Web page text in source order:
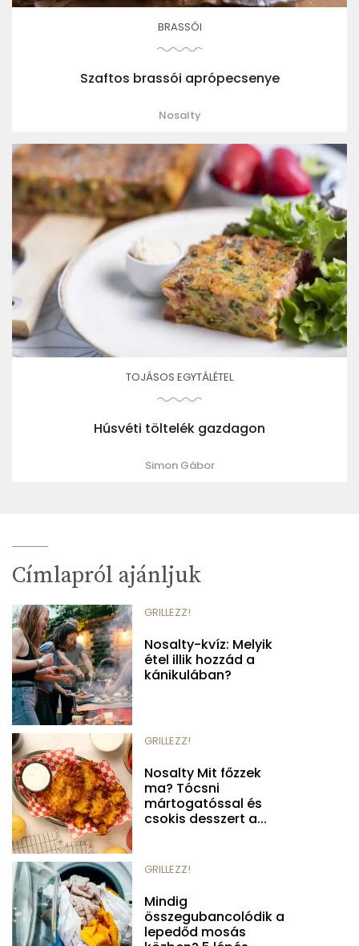
BRASSÓI
Szaftos brassói aprópecsenye
Nosalty
TOJÁSOS EGYTÁLÉTEL
Húsvéti töltelék gazdagon
Simon Gábor
Címlapról ajánljuk
GRILLEZZ!
Nosalty-kvíz: Melyik
étel illik hozzád a
kánikulában?
GRILLEZZ!
Nosalty Mit főzzek
ma? Tócsni
mártogatóssal és
csokis desszert a...
GRILLEZZ!
Mindig
összegubancolódik a
lepedőd mosás